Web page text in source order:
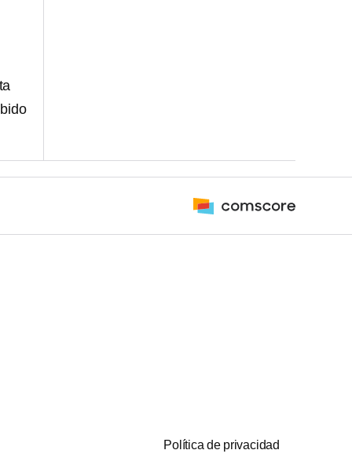
Política de privacidad